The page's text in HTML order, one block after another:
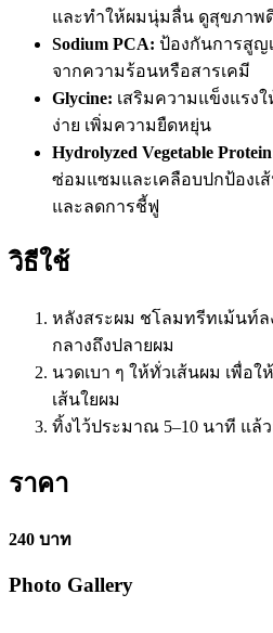
และทำให้ผมนุ่มลื่น ดูสุขภาพ
Sodium PCA: ป้องกันการสูญ
จากความร้อนหรือสารเคมี
Glycine: เสริมความแข็งแรง
ง่าย เพิ่มความยืดหยุ่น
Hydrolyzed Vegetable
ซ่อมแซมและเคลือบปกป้องเ
และลดการชี้ฟู
วิธีใช้
หลังสระผม ชโลมทรีทเม้นท์ล
กลางถึงปลายผม
นวดเบา ๆ ให้ทั่วเส้นผม เพื่อ
เส้นใยผม
ทิ้งไว้ประมาณ 5–10 นาที แล้
ราคา
240 บาท
Photo Gallery